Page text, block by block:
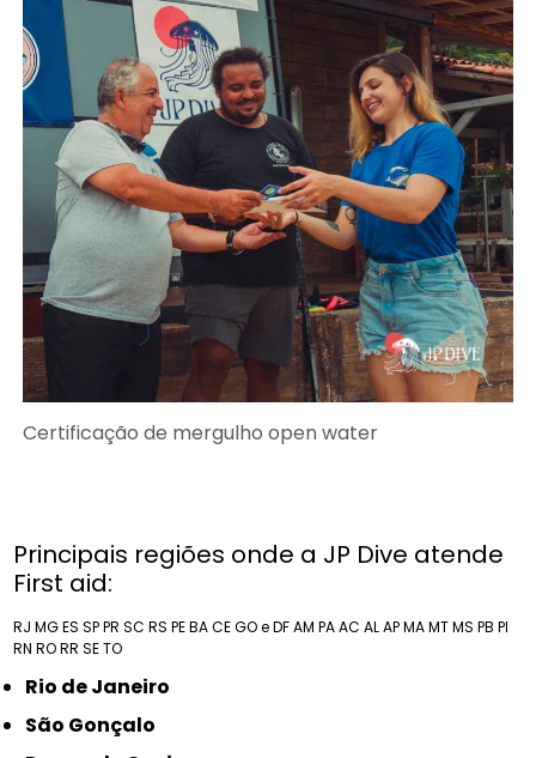
Certificação de mergulho open water
Principais regiões onde a JP Dive atende
First aid:
RJ MGES SPPR SC RS PEBACEGO e DFAM PAAC ALAPMAMTMS PB PI
RN RORR SETO
Rio de Janeiro
São Gonçalo